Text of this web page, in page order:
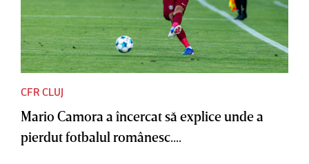
CFR CLUJ
Mario Camora a încercat să explice unde a
pierdut fotbalul românesc....